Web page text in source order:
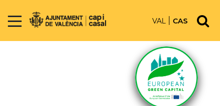
VAL CAS